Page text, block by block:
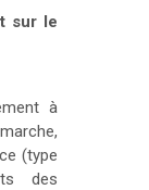
sur le
à
(type
des